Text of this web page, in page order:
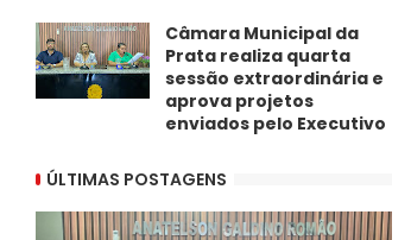
Câmara Municipal da
Prata realiza quarta
sessão extraordinária e
aprova projetos
enviados pelo Executivo
ÚLTIMAS POSTAGENS